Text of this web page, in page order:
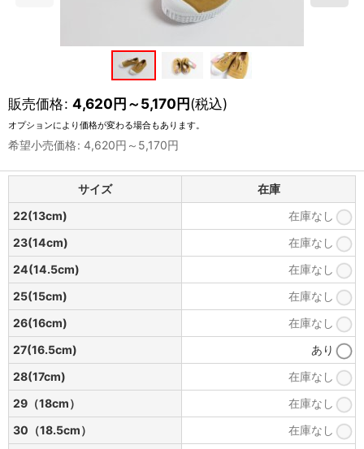
販売価格: 4,620円～5,170円(税込)
オプションにより価格が変わる場合もあります。
希望小売価格: 4,620円 ～5,170円
サイズ
在庫
22(13cm)
在庫なし
23(14cm)
在庫なし
24(14.5cm)
在庫なし
25(15cm)
在庫なし
26(16cm)
在庫なし
27(16.5cm)
あり
28(17cm)
在庫なし
29（18cm）
在庫なし
30（18.5cm）
在庫なし